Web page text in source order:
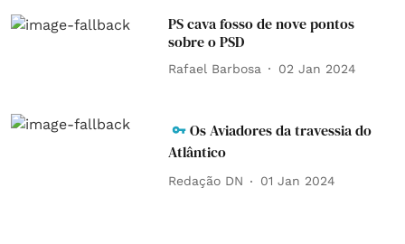
PS cava fosso de nove pontos
sobre o PSD
Rafael Barbosa 02 Jan 2024
Os Aviadores da travessia do
Atlântico
Redação DN 01 Jan 2024